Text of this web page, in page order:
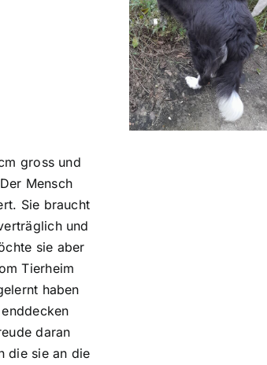
gross und
Mensch
Sie braucht
und
sie aber
Tierheim
haben
daran
die sie an die